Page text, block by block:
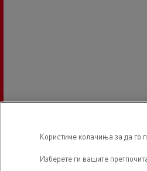
Користиме колачиња за да го
Изберете ги вашите